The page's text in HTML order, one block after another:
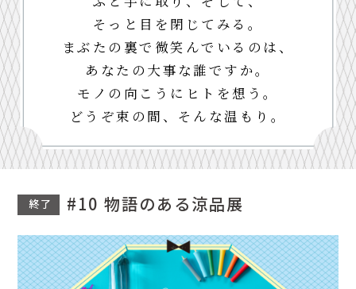
そっと目を閉じてみる。
まぶたの裏で微笑んでいるのは、
あなたの大事な誰ですか。
モノの向こうにヒトを想う。
どうぞ束の間、そんな温もり。
終了 #10 物語のある涼品展